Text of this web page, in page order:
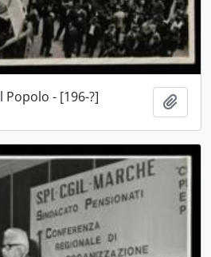
Popolo - [196-?]